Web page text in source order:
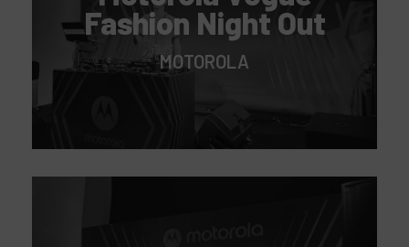
Fashion Night Out
MOTOROLA